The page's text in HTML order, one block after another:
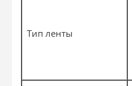
Тип ленты